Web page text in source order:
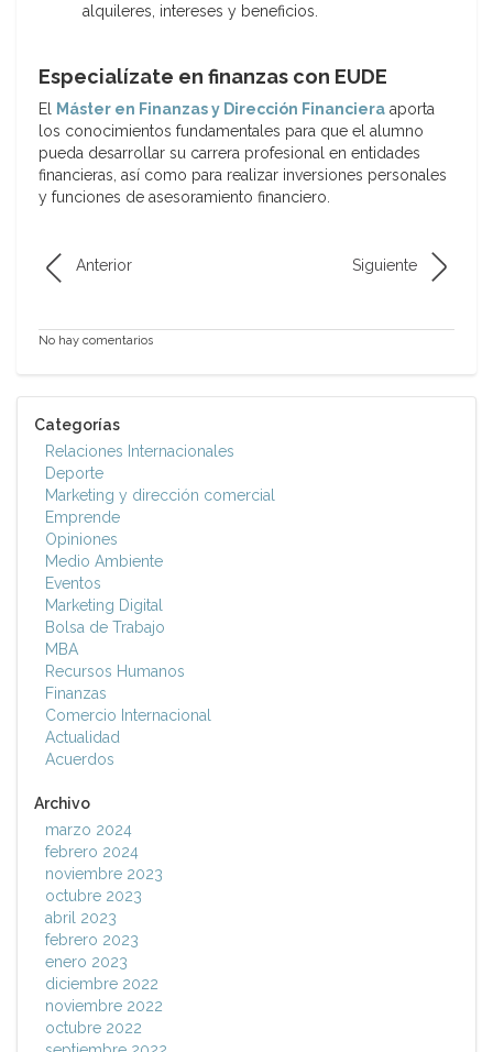
alquileres, intereses y beneficios.
Especialízate en finanzas con EUDE
El Máster en Finanzas y Dirección Financiera aporta
los conocimientos fundamentales para que el alumno
pueda desarrollar su carrera profesional en entidades
financieras, así como para realizar inversiones personales
y funciones de asesoramiento financiero.
Anterior Siguiente
No hay comentarios
Categorías
Relaciones Internacionales
Deporte
Marketing y dirección comercial
Emprende
Opiniones
Medio Ambiente
Eventos
Marketing Digital
Bolsa de Trabajo
MBA
Recursos Humanos
Finanzas
Comercio Internacional
Actualidad
Acuerdos
Archivo
marzo 2024
febrero 2024
noviembre 2023
octubre 2023
abril 2023
febrero 2023
enero 2023
diciembre 2022
noviembre 2022
octubre 2022